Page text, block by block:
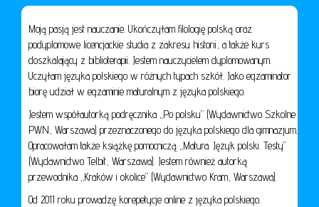
Moją pasją jest nauczanie. Ukończyłam filologię polską oraz
podyplomowe licencjackie studia z zakresu historii, a także kurs
doszkalający z biblioterapii. Jestem nauczycielem dyplomowanym.
Uczyłam języka polskiego w różnych typach szkół. Jako egzaminator
biorę udział w egzaminie maturalnym z języka polskiego.
Jestem współautorką podręcznika „Po polsku” (Wydawnictwo Szkolne
PWN, Warszawa) przeznaczonego do języka polskiego dla gimnazjum.
Opracowałam także książkę pomocniczą „Matura. Język polski. Testy”
(Wydawnictwo Telbit, Warszawa). Jestem również autorką
przewodnika „Kraków i okolice” (Wydawnictwo Kram, Warszawa).
Od 2011 roku prowadzę korepetycje online z języka polskiego.